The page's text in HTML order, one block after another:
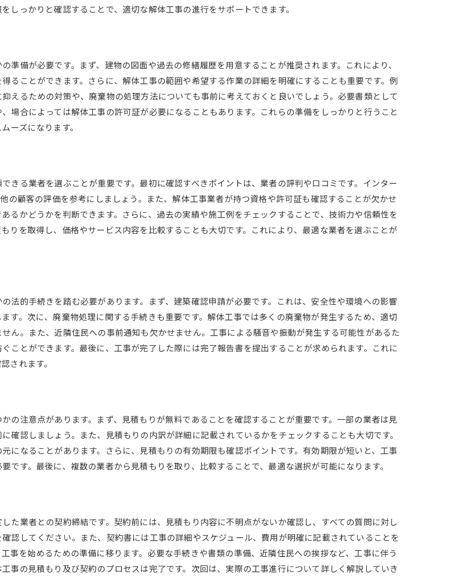
府中市特有の解体工事に関する相談窓口
解体工事業者の過去の実績を確認する
見積もり時に確認すべき業者の保険加入状況
業者選びの際の口コミと評判の活用法
解体工事業者の資格と認可の確認方法
解体工事の見積もりを依頼する際の質問リスト
使用する機材とその費用
廃材処理の方法と費用項目
工事範囲と内容の確認ポイント
見積もり時に見逃しがちな費用項目
工事途中で発生する追加料金の対策
事前に見積もりと実費の差を予測する方法
見積もりと実際の費用を一致させるコツ
複数の見積もりを取得する利点
見積もりを比較する際のポイント
最適な価格とサービスを見極める方法
複数業者の見積もりを一括で依頼する方法
工事見積もりで見逃さないための府中市の法的要件
解体工事に必要な府中市の許可と手続き
法的要件を満たすための見積もり確認ポイント
府中市の解体工事に関する法令と規制
しっかりと確認することで、適切な解体工事の進行をサポートできます。
準備が必要です。まず、建物の図面や過去の修繕履歴を用意することが推奨されます。これにより、
ることができます。さらに、解体工事の範囲や希望する作業の詳細を明確にすることも重要です。例
えるための対策や、廃棄物の処理方法についても事前に考えておくと良いでしょう。必要書類として
場合によっては解体工事の許可証が必要になることもあります。これらの準備をしっかりと行うこと
ーズになります。
きる業者を選ぶことが重要です。最初に確認すべきポイントは、業者の評判や口コミです。インター
の顧客の評価を参考にしましょう。また、解体工事業者が持つ資格や許可証も確認することが欠かせ
るかどうかを判断できます。さらに、過去の実績や施工例をチェックすることで、技術力や信頼性を
りを取得し、価格やサービス内容を比較することも大切です。これにより、最適な業者を選ぶことが
法的手続きを踏む必要があります。まず、建築確認申請が必要です。これは、安全性や環境への影響
す。次に、廃棄物処理に関する手続きも重要です。解体工事では多くの廃棄物が発生するため、適切
ん。また、近隣住民への事前通知も欠かせません。工事による騒音や振動が発生する可能性があるた
ことができます。最後に、工事が完了した際には完了報告書を提出することが求められます。これに
されます。
の注意点があります。まず、見積もりが無料であることを確認することが重要です。一部の業者は見
確認しましょう。また、見積もりの内訳が詳細に記載されているかをチェックすることも大切です。
になることがあります。さらに、見積もりの有効期限も確認ポイントです。有効期限が短いと、工事
です。最後に、複数の業者から見積もりを取り、比較することで、最適な選択が可能になります。
た業者との契約締結です。契約前には、見積もり内容に不明点がないか確認し、すべての質問に対し
認してください。また、契約書には工事の詳細やスケジュール、費用が明確に記載されていることを
事を始めるための準備に移ります。必要な手続きや書類の準備、近隣住民への挨拶など、工事に伴う
事の見積もり及び契約のプロセスは完了です。次回は、実際の工事進行について詳しく解説していき